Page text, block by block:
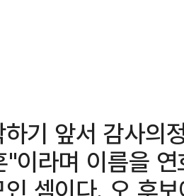
기 앞서 감사의
이라며 이름을
셈이다. 오 후